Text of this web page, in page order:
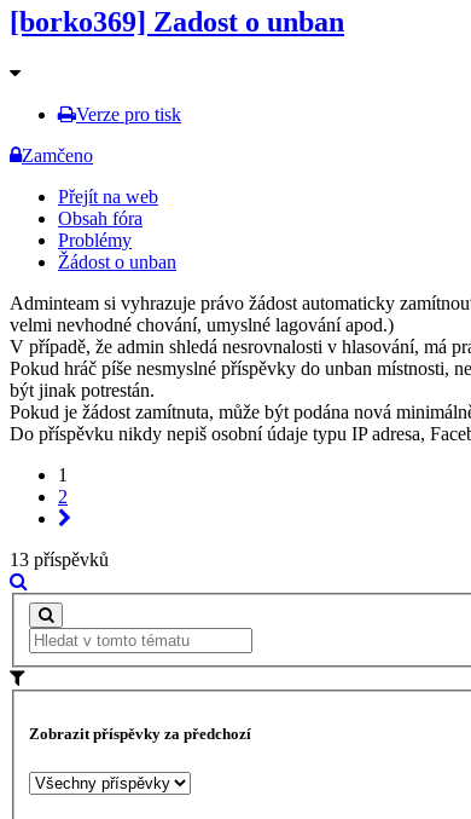
[borko369] Zadost o unban
Verze pro tisk
Zamčeno
Přejít na web
Obsah fóra
Problémy
Žádost o unban
Adminteam si vyhrazuje právo žádost automaticky
velmi nevhodné chování, umyslné lagování apod.)
V případě, že admin shledá nesrovnalosti v hlasování, má
Pokud hráč píše nesmyslné příspěvky do unban místnosti,
být jinak potrestán.
Pokud je žádost zamítnuta, může být podána nová
Do příspěvku nikdy nepiš osobní údaje typu IP adresa,
1
2
13 příspěvků
Zobrazit příspěvky za předchozí